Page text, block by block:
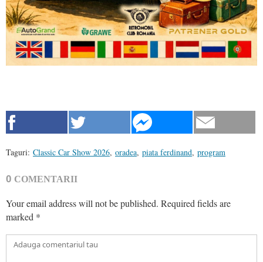
Taguri: Classic Car Show 2026, oradea, piata ferdinand, program
0 COMENTARII
Your email address will not be published. Required fields are
marked *